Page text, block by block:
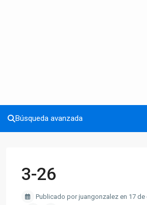
Búsqueda avanzada
3-26
Publicado por juangonzalez en 17